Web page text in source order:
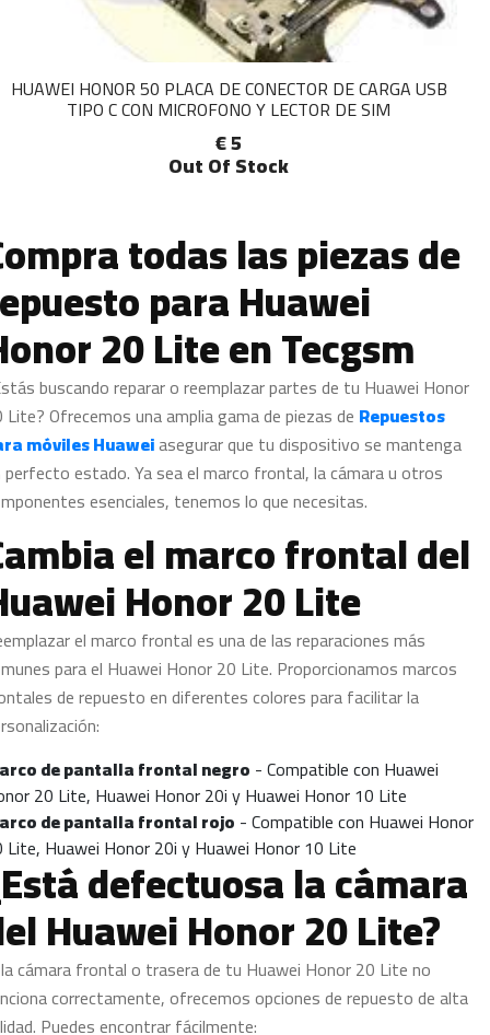
HUAWEI HONOR 50 PLACA DE CONECTOR DE CARGA USB
TIPO C CON MICROFONO Y LECTOR DE SIM
€ 5
Out Of Stock
todas las piezas de
para Huawei
20 Lite en Tecgsm
buscando reparar o reemplazar partes de tu Huawei Honor
Lite? Ofrecemos una amplia gama de piezas de Repuestos
móviles Huaweiasegurar que tu dispositivo se mantenga
perfecto estado. Ya sea el marco frontal, la cámara u otros
esenciales, tenemos lo que necesitas.
el marco frontal del
Honor 20 Lite
el marco frontal es una de las reparaciones más
para el Huawei Honor 20 Lite. Proporcionamos marcos
de repuesto en diferentes colores para facilitar la
de pantalla frontal negro- Compatible con Huawei
20 Lite, Huawei Honor 20i y Huawei Honor 10 Lite
de pantalla frontal rojo - Compatible con Huawei Honor
Lite, Huawei Honor 20i y Huawei Honor 10 Lite
defectuosa la cámara
Huawei Honor 20 Lite?
cámara frontal o trasera de tu Huawei Honor 20 Lite no
correctamente, ofrecemos opciones de repuesto de alta
Puedes encontrar fácilmente: